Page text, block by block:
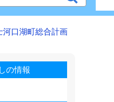
河口湖町総合計画
の情報